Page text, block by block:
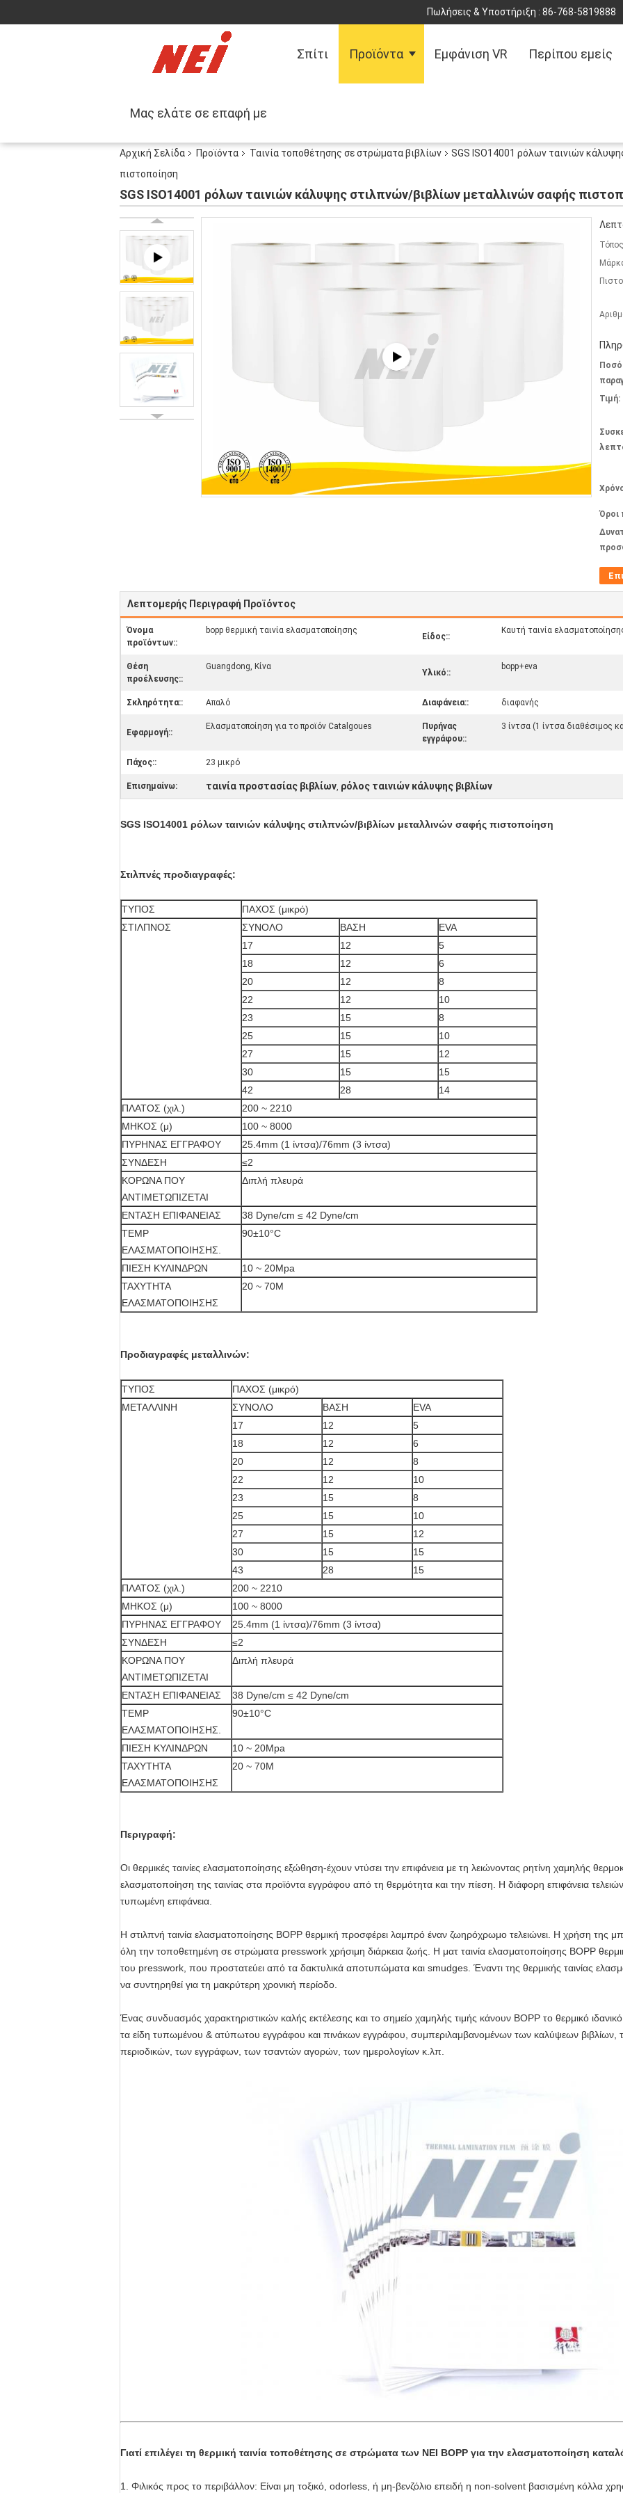
Πωλήσεις & Υποστήριξη : 86-768-5819888
Σπίτι Προϊόντα Εμφάνιση VR Περίπου εμείς
Μας ελάτε σε επαφή με
Αρχική Σελίδα Προϊόντα Ταινία τοποθέτησης σε στρώματα βιβλίων
SGS ISO14001 ρόλων ταινιών
πιστοποίηση
SGS ISO14001 ρόλων ταινιών κάλυψης στιλπνών/βιβλίων μεταλλινών σαφής
Τιμή:
Όροι
Λεπτομερής Περιγραφή Προϊόντος
Όνομα
προϊόντων::
bopp θερμική ταινία ελασματοποίησης
Είδος::
Καυτή ταινία
Θέση
προέλευσης::
Guangdong, Κίνα
Υλικό::
bopp+eva
Σκληρότητα:: Απαλό Διαφάνεια:: διαφανής
Εφαρμογή::
Ελασματοποίηση για το προϊόν Catalgoues
Πυρήνας
εγγράφου::
3 ίντσα (1 ίντσα διαθέσιμος
Πάχος:: 23 μικρό
Επισημαίνω: ταινία προστασίας βιβλίων, ρόλος ταινιών κάλυψης βιβλίων
SGS ISO14001 ρόλων ταινιών κάλυψης στιλπνών/βιβλίων μεταλλινών σαφής πιστοποίηση
Στιλπνές προδιαγραφές:
ΤΥΠΟΣ
ΠΑΧΟΣ (μικρό)
ΣΤΙΛΠΝΟΣ
ΣΥΝΟΛΟ ΒΑΣΗ
EVA
17
12
5
18
12
6
20
12
8
22
12
10
23
15
8
25
15
10
27
15
12
30
15
15
42
28
14
ΠΛΑΤΟΣ (χιλ.)
200 ~ 2210
ΜΗΚΟΣ (μ)
100 ~ 8000
ΠΥΡΗΝΑΣ ΕΓΓΡΑΦΟΥ
25.4mm (1 ίντσα)/76mm (3 ίντσα)
ΣΥΝΔΕΣΗ
≤2
ΚΟΡΩΝΑ ΠΟΥ
ΑΝΤΙΜΕΤΩΠΙΖΕΤΑΙ
Διπλή πλευρά
ΕΝΤΑΣΗ ΕΠΙΦΑΝΕΙΑΣ
38 Dyne/cm ≤ 42 Dyne/cm
TEMP
ΕΛΑΣΜΑΤΟΠΟΙΗΣΗΣ.
90±10°C
ΠΙΕΣΗ ΚΥΛΙΝΔΡΩΝ
10 ~ 20Mpa
ΤΑΧΥΤΗΤΑ
ΕΛΑΣΜΑΤΟΠΟΙΗΣΗΣ
20 ~ 70M
Προδιαγραφές μεταλλινών:
ΤΥΠΟΣ
ΠΑΧΟΣ (μικρό)
ΜΕΤΑΛΛΙΝΗ
ΣΥΝΟΛΟ ΒΑΣΗ
EVA
17
12
5
18
12
6
20
12
8
22
12
10
23
15
8
25
15
10
27
15
12
30
15
15
43
28
15
ΠΛΑΤΟΣ (χιλ.)
200 ~ 2210
ΜΗΚΟΣ (μ)
100 ~ 8000
ΠΥΡΗΝΑΣ ΕΓΓΡΑΦΟΥ
25.4mm (1 ίντσα)/76mm (3 ίντσα)
ΣΥΝΔΕΣΗ
≤2
ΚΟΡΩΝΑ ΠΟΥ
ΑΝΤΙΜΕΤΩΠΙΖΕΤΑΙ
Διπλή πλευρά
ΕΝΤΑΣΗ ΕΠΙΦΑΝΕΙΑΣ
38 Dyne/cm ≤ 42 Dyne/cm
TEMP
ΕΛΑΣΜΑΤΟΠΟΙΗΣΗΣ.
90±10°C
ΠΙΕΣΗ ΚΥΛΙΝΔΡΩΝ
10 ~ 20Mpa
ΤΑΧΥΤΗΤΑ
ΕΛΑΣΜΑΤΟΠΟΙΗΣΗΣ
20 ~ 70M
Περιγραφή:
Οι θερμικές ταινίες ελασματοποίησης εξώθηση-έχουν ντύσει την επιφάνεια με τη λειώνοντας ρητίνη χαμηλής
ελασματοποίηση της ταινίας στα προϊόντα εγγράφου από τη θερμότητα και την πίεση. Η διάφορη επιφάνεια
τυπωμένη επιφάνεια.
Η στιλπνή ταινία ελασματοποίησης BOPP θερμική προσφέρει λαμπρό έναν ζωηρόχρωμο τελειώνει. Η χρήση της
όλη την τοποθετημένη σε στρώματα presswork χρήσιμη διάρκεια ζωής. Η ματ ταινία ελασματοποίησης BOPP
του presswork, που προστατεύει από τα δακτυλικά αποτυπώματα και smudges. Έναντι της θερμικής ταινίας
να συντηρηθεί για τη μακρύτερη χρονική περίοδο.
Ένας συνδυασμός χαρακτηριστικών καλής εκτέλεσης και το σημείο χαμηλής τιμής κάνουν BOPP το θερμικό
τα είδη τυπωμένου & ατύπωτου εγγράφου και πινάκων εγγράφου, συμπεριλαμβανομένων των καλύψεων
περιοδικών, των εγγράφων, των τσαντών αγορών, των ημερολογίων κ.λπ.
Γιατί επιλέγει τη θερμική ταινία τοποθέτησης σε στρώματα των NEI BOPP για την ελασματοποίηση
1. Φιλικός προς το περιβάλλον: Είναι μη τοξικό, odorless, ή μη-βενζόλιο επειδή η non-solvent βασισμένη κόλλα